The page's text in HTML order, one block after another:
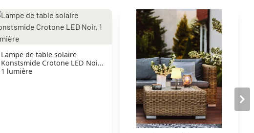
Lampe de table solaire
Konstsmide Crotone LED Noir,
1 lumière